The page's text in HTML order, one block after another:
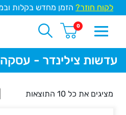
לקוח חוזר? הזמן מחדש בקלות
0
עדשות צילינדר -
מציגים את כל ⁦10⁩ התוצאות